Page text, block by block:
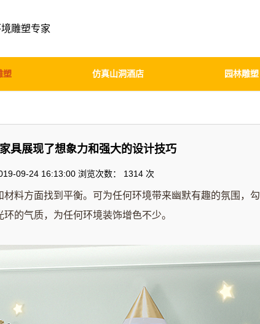
雕塑专家
塑 仿真山洞酒店 园林雕塑
具展现了想象力和强大的设计技巧
09-24 16:13:00 浏览次数： 1314 次
材料方面找到平衡。可为任何环境带来幽默有趣的氛围，勾
的气质，为任何环境装饰增色不少。